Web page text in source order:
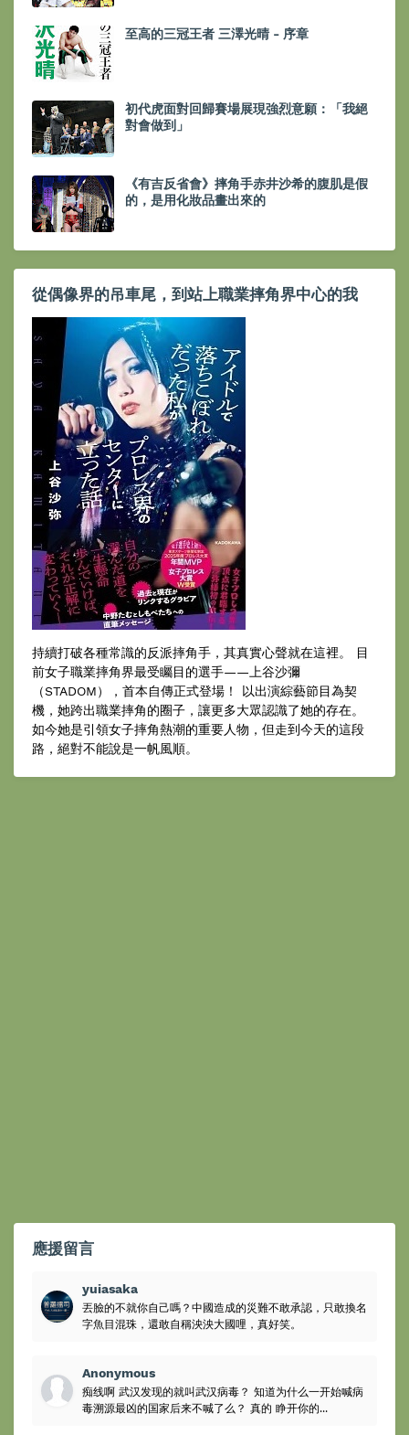
至高的三冠王者 三澤光晴 - 序章
初代虎面對回歸賽場展現強烈意願：「我絕
對會做到」
《有吉反省會》摔角手赤井沙希的腹肌是假
的，是用化妝品畫出來的
從偶像界的吊車尾，到站上職業摔角界中心的我
持續打破各種常識的反派摔角手，其真實心聲就在這裡。 目
前女子職業摔角界最受矚目的選手——上谷沙彌
（STADOM），首本自傳正式登場！ 以出演綜藝節目為契
機，她跨出職業摔角的圈子，讓更多大眾認識了她的存在。
如今她是引領女子摔角熱潮的重要人物，但走到今天的這段
路，絕對不能說是一帆風順。
應援留言
yuiasaka
丟臉的不就你自己嗎？中國造成的災難不敢承認，只敢換名
字魚目混珠，還敢自稱泱泱大國哩，真好笑。
Anonymous
痴线啊 武汉发现的就叫武汉病毒？ 知道为什么一开始喊病
毒溯源最凶的国家后来不喊了么？ 真的 睁开你的...